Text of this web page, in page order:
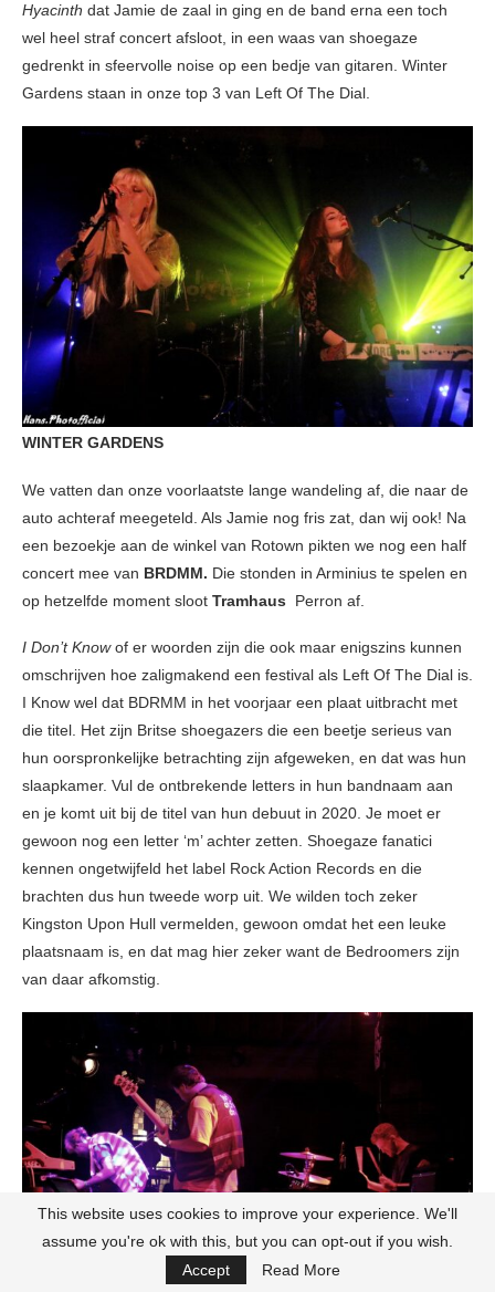
Hyacinth dat Jamie de zaal in ging en de band erna een toch
wel heel straf concert afsloot, in een waas van shoegaze
gedrenkt in sfeervolle noise op een bedje van gitaren. Winter
Gardens staan in onze top 3 van Left Of The Dial.
WINTER GARDENS
We vatten dan onze voorlaatste lange wandeling af, die naar de
auto achteraf meegeteld. Als Jamie nog fris zat, dan wij ook! Na
een bezoekje aan de winkel van Rotown pikten we nog een half
concert mee van BRDMM. Die stonden in Arminius te spelen en
op hetzelfde moment sloot Tramhaus Perron af.
I Don’t Knowof er woorden zijn die ook maar enigszins kunnen
omschrijven hoe zaligmakend een festival als Left Of The Dial is.
I Know wel dat BDRMM in het voorjaar een plaat uitbracht met
die titel. Het zijn Britse shoegazers die een beetje serieus van
hun oorspronkelijke betrachting zijn afgeweken, en dat was hun
slaapkamer. Vul de ontbrekende letters in hun bandnaam aan
en je komt uit bij de titel van hun debuut in 2020. Je moet er
gewoon nog een letter ‘m’ achter zetten. Shoegaze fanatici
kennen ongetwijfeld het label Rock Action Records en die
brachten dus hun tweede worp uit. We wilden toch zeker
Kingston Upon Hull vermelden, gewoon omdat het een leuke
plaatsnaam is, en dat mag hier zeker want de Bedroomers zijn
van daar afkomstig.
This website uses cookies to improve your experience. We'll
assume you're ok with this, but you can opt-out if you wish.
Accept
Read More